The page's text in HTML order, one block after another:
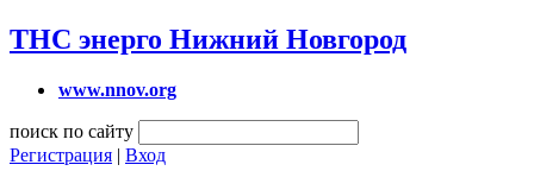
ТНС энерго Нижний Новгород
www.nnov.org
поиск по сайту
Регистрация | Вход